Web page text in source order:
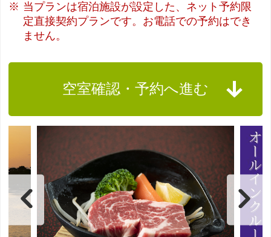
当プランは宿泊施設が設定した、ネット予約限
定直接契約プランです。お電話での予約はでき
ません。
空室確認・予約へ進む